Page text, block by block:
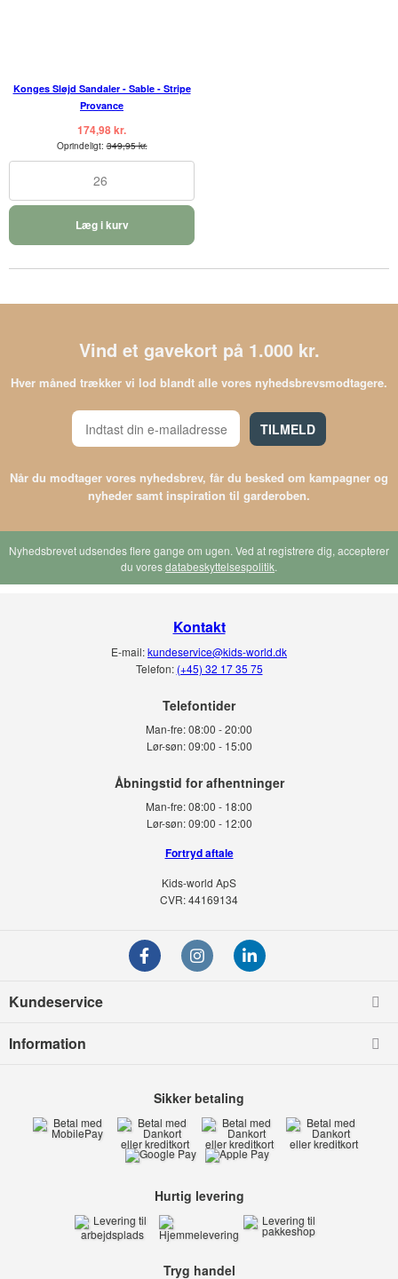
Konges Sløjd Sandaler - Sable - Stripe
Provance
174,98 kr.
Oprindeligt:349,95 kr.
26
Læg i kurv
Vind et gavekort på 1.000 kr.
Hver måned trækker vi lod blandt alle vores nyhedsbrevsmodtagere.
TILMELD
Når du modtager vores nyhedsbrev, får du besked om kampagner og
nyheder samt inspiration til garderoben.
Nyhedsbrevet udsendes flere gange om ugen. Ved at registrere dig, accepterer
du voresdatabeskyttelsespolitik.
Kontakt
E-mail:kundeservice@kids-world.dk
Telefon: (+45) 32 17 35 75
Telefontider
Man-fre:08:00 - 20:00
Lør-søn: 09:00 - 15:00
Man-fre:08:00 - 18:00
Lør-søn:09:00 - 12:00
Fortryd aftale
Kids-world ApS
CVR: 44169134
Kundeservice
Information
Sikker betaling
Hurtig levering
Tryg handel